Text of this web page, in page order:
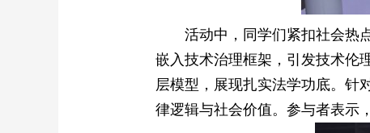
活动中，同学们紧扣社会热
嵌入技术治理框架，引发技术伦
层模型，展现扎实法学功底。针
律逻辑与社会价值。参与者表示